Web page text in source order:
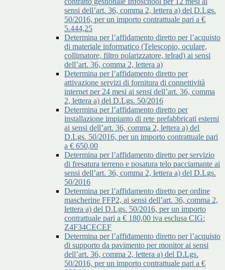
sensi dell’art. 36, comma 2, lettera a) del D.Lgs.
50/2016, per un importo contrattuale pari a €
5.444,25
Determina per l’affidamento diretto per l’acquisto
di materiale informatico (Telescopio, oculare,
collimatore, filtro polarizzatore, telrad) ai sensi
dell’art. 36, comma 2, lettera a)
Determina per l’affidamento diretto per
attivazione servizi di fornitura di connettività
internet per 24 mesi ai sensi dell’art. 36, comma
2, lettera a) del D.Lgs. 50/2016
Determina per l’affidamento diretto per
installazione impianto di rete prefabbricati esterni
ai sensi dell’art. 36, comma 2, lettera a) del
D.Lgs. 50/2016, per un importo contrattuale pari
a € 650,00
Determina per l’affidamento diretto per servizio
di fresatura terreno e posatura telo pacciamante ai
sensi dell’art. 36, comma 2, lettera a) del D.Lgs.
50/2016
Determina per l’affidamento diretto per ordine
mascherine FFP2, ai sensi dell’art. 36, comma 2,
lettera a) del D.Lgs. 50/2016, per un importo
contrattuale pari a € 180,00 iva esclusa CIG:
Z4F34CECEF
Determina per l’affidamento diretto per l’acquisto
di supporto da pavimento per monitor ai sensi
dell’art. 36, comma 2, lettera a) del D.Lgs.
50/2016, per un importo contrattuale pari a €